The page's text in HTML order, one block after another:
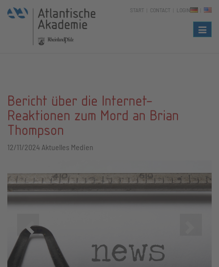
START CONTACT LOGIN
Bericht über die Internet-
Reaktionen zum Mord an Brian
Thompson
12/11/2024 Aktuelles Medien
Zurück